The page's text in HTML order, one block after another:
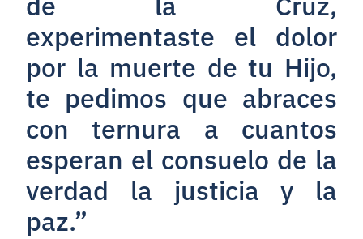
experimentaste el dolor
por la muerte de tu Hijo,
te pedimos que abraces
con ternura a cuantos
esperan el consuelo de la
verdad la justicia y la
paz.”